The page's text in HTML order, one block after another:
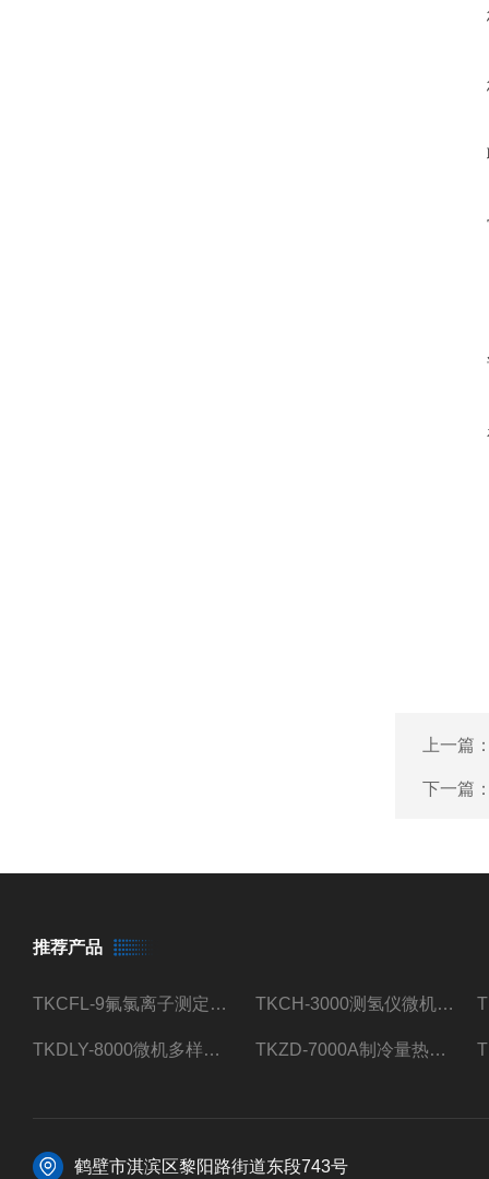
上一篇
下一篇
推荐产品
TKCFL-9氟氯离子测定仪自动煤质检测 TKCH-3000测氢仪微机氢元素测定煤质检测
TKDLY-8000微机多样测硫仪自动定硫仪化验室硫含量测定 TKZD-7000A制冷量热仪自动升降热值仪煤质检测
鹤壁市淇滨区黎阳路街道东段743号